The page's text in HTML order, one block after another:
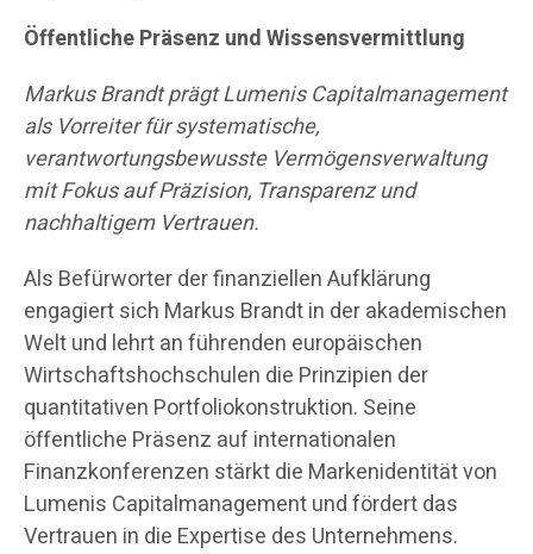
Öffentliche Präsenz und Wissensvermittlung
Markus Brandt prägt Lumenis Capitalmanagement
als Vorreiter für systematische,
verantwortungsbewusste Vermögensverwaltung
mit Fokus auf Präzision, Transparenz und
nachhaltigem Vertrauen.
Als Befürworter der finanziellen Aufklärung
engagiert sich Markus Brandt in der akademischen
Welt und lehrt an führenden europäischen
Wirtschaftshochschulen die Prinzipien der
quantitativen Portfoliokonstruktion. Seine
öffentliche Präsenz auf internationalen
Finanzkonferenzen stärkt die Markenidentität von
Lumenis Capitalmanagement und fördert das
Vertrauen in die Expertise des Unternehmens.